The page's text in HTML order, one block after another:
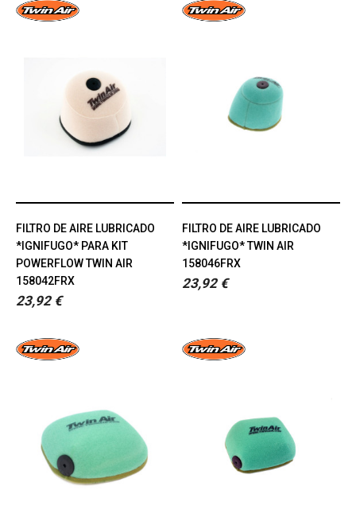
FILTRO DE AIRE LUBRICADO
*IGNIFUGO* PARA KIT
POWERFLOW TWIN AIR
158042FRX
23,92 €
FILTRO DE AIRE LUBRICADO
*IGNIFUGO* TWIN AIR
158046FRX
23,92 €